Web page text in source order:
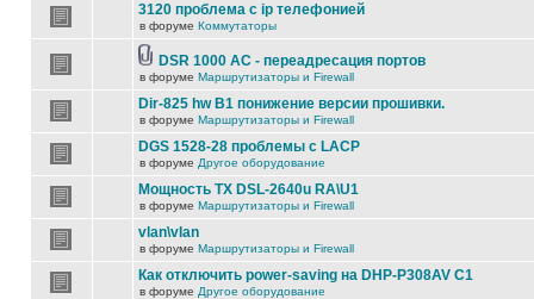
3120 проблема с ip телефонией
в форуме Коммутаторы
DSR 1000 AC - переадресация портов
в форуме Маршрутизаторы и Firewall
Dir-825 hw B1 понижение версии прошивки.
в форуме Маршрутизаторы и Firewall
DGS 1528-28 проблемы с LACP
в форуме Другое оборудование
Мощность TX DSL-2640u RA\U1
в форуме Маршрутизаторы и Firewall
vlan\vlan
в форуме Маршрутизаторы и Firewall
Как отключить power-saving на DHP-P308AV C1
в форуме Другое оборудование